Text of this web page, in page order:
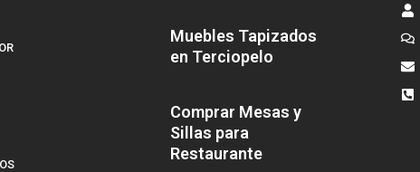
Muebles Tapizados
en Terciopelo
Comprar Mesas y
Sillas para
Restaurante